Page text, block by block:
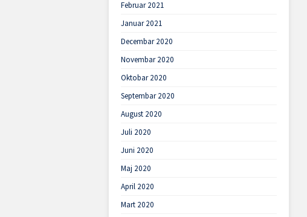
Februar 2021
Januar 2021
Decembar 2020
Novembar 2020
Oktobar 2020
Septembar 2020
August 2020
Juli 2020
Juni 2020
Maj 2020
April 2020
Mart 2020